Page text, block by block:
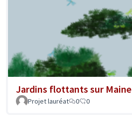
Jardins flottants sur Maine
Projet lauréat 0 0